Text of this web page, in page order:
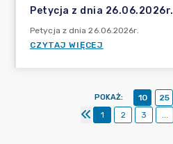
Petycja z dnia 26.06.2026r.
Petycja z dnia 26.06.2026r.
CZYTAJ WIĘCEJ
POKAŻ: 10 25
1
2 3 ...